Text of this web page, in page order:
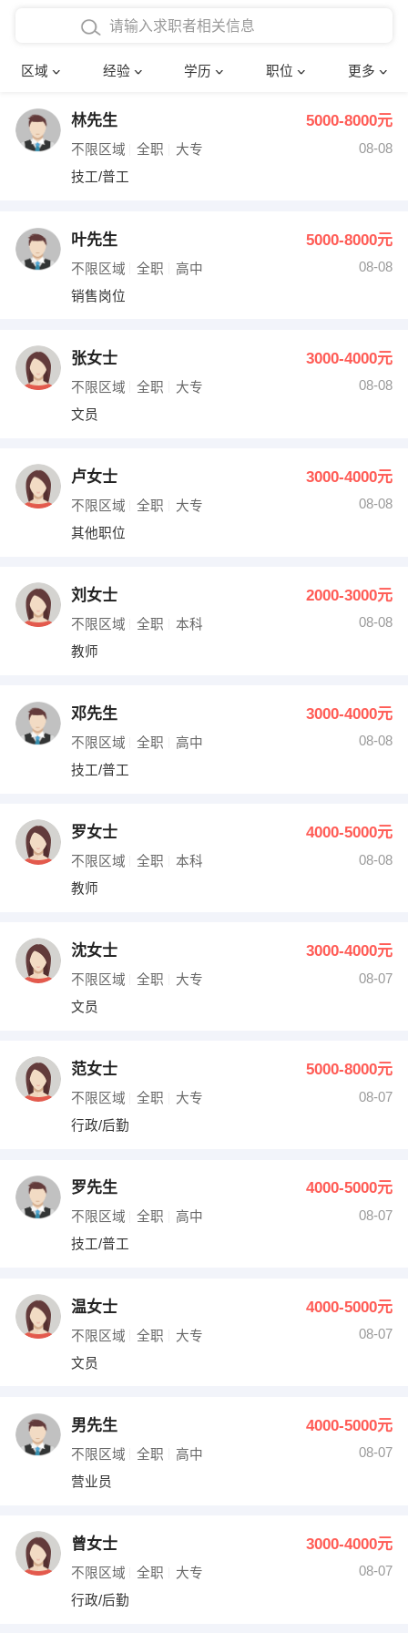
区域 经验 学历 职位 更多
在校学生工作经验
四年以上工作经验
五年以上工作经验
博士
文员 护士
财务会计
网络IT
收银员
水电/机修
编辑 法律
其他职位
确定
林先生 5000-8000元
不限区域 全职 大专
08-08
技工/普工
叶先生 5000-8000元
不限区域 全职 高中
08-08
销售岗位
张女士 3000-4000元
不限区域 全职 大专
08-08
文员
卢女士 3000-4000元
不限区域 全职 大专
08-08
其他职位
刘女士 2000-3000元
不限区域 全职 本科
08-08
教师
邓先生 3000-4000元
不限区域 全职 高中
08-08
技工/普工
罗女士 4000-5000元
不限区域 全职 本科
08-08
教师
沈女士 3000-4000元
不限区域 全职 大专
08-07
文员
范女士 5000-8000元
不限区域 全职 大专
08-07
行政/后勤
罗先生 4000-5000元
不限区域 全职 高中
08-07
技工/普工
温女士 4000-5000元
不限区域 全职 大专
08-07
文员
男先生 4000-5000元
不限区域 全职 高中
08-07
营业员
曾女士 3000-4000元
不限区域 全职 大专
08-07
行政/后勤